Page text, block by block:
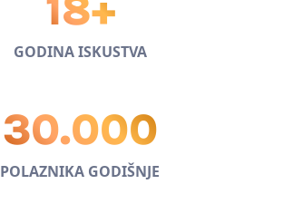
GODINA ISKUSTVA
30.000
POLAZNIKA GODIŠNJE